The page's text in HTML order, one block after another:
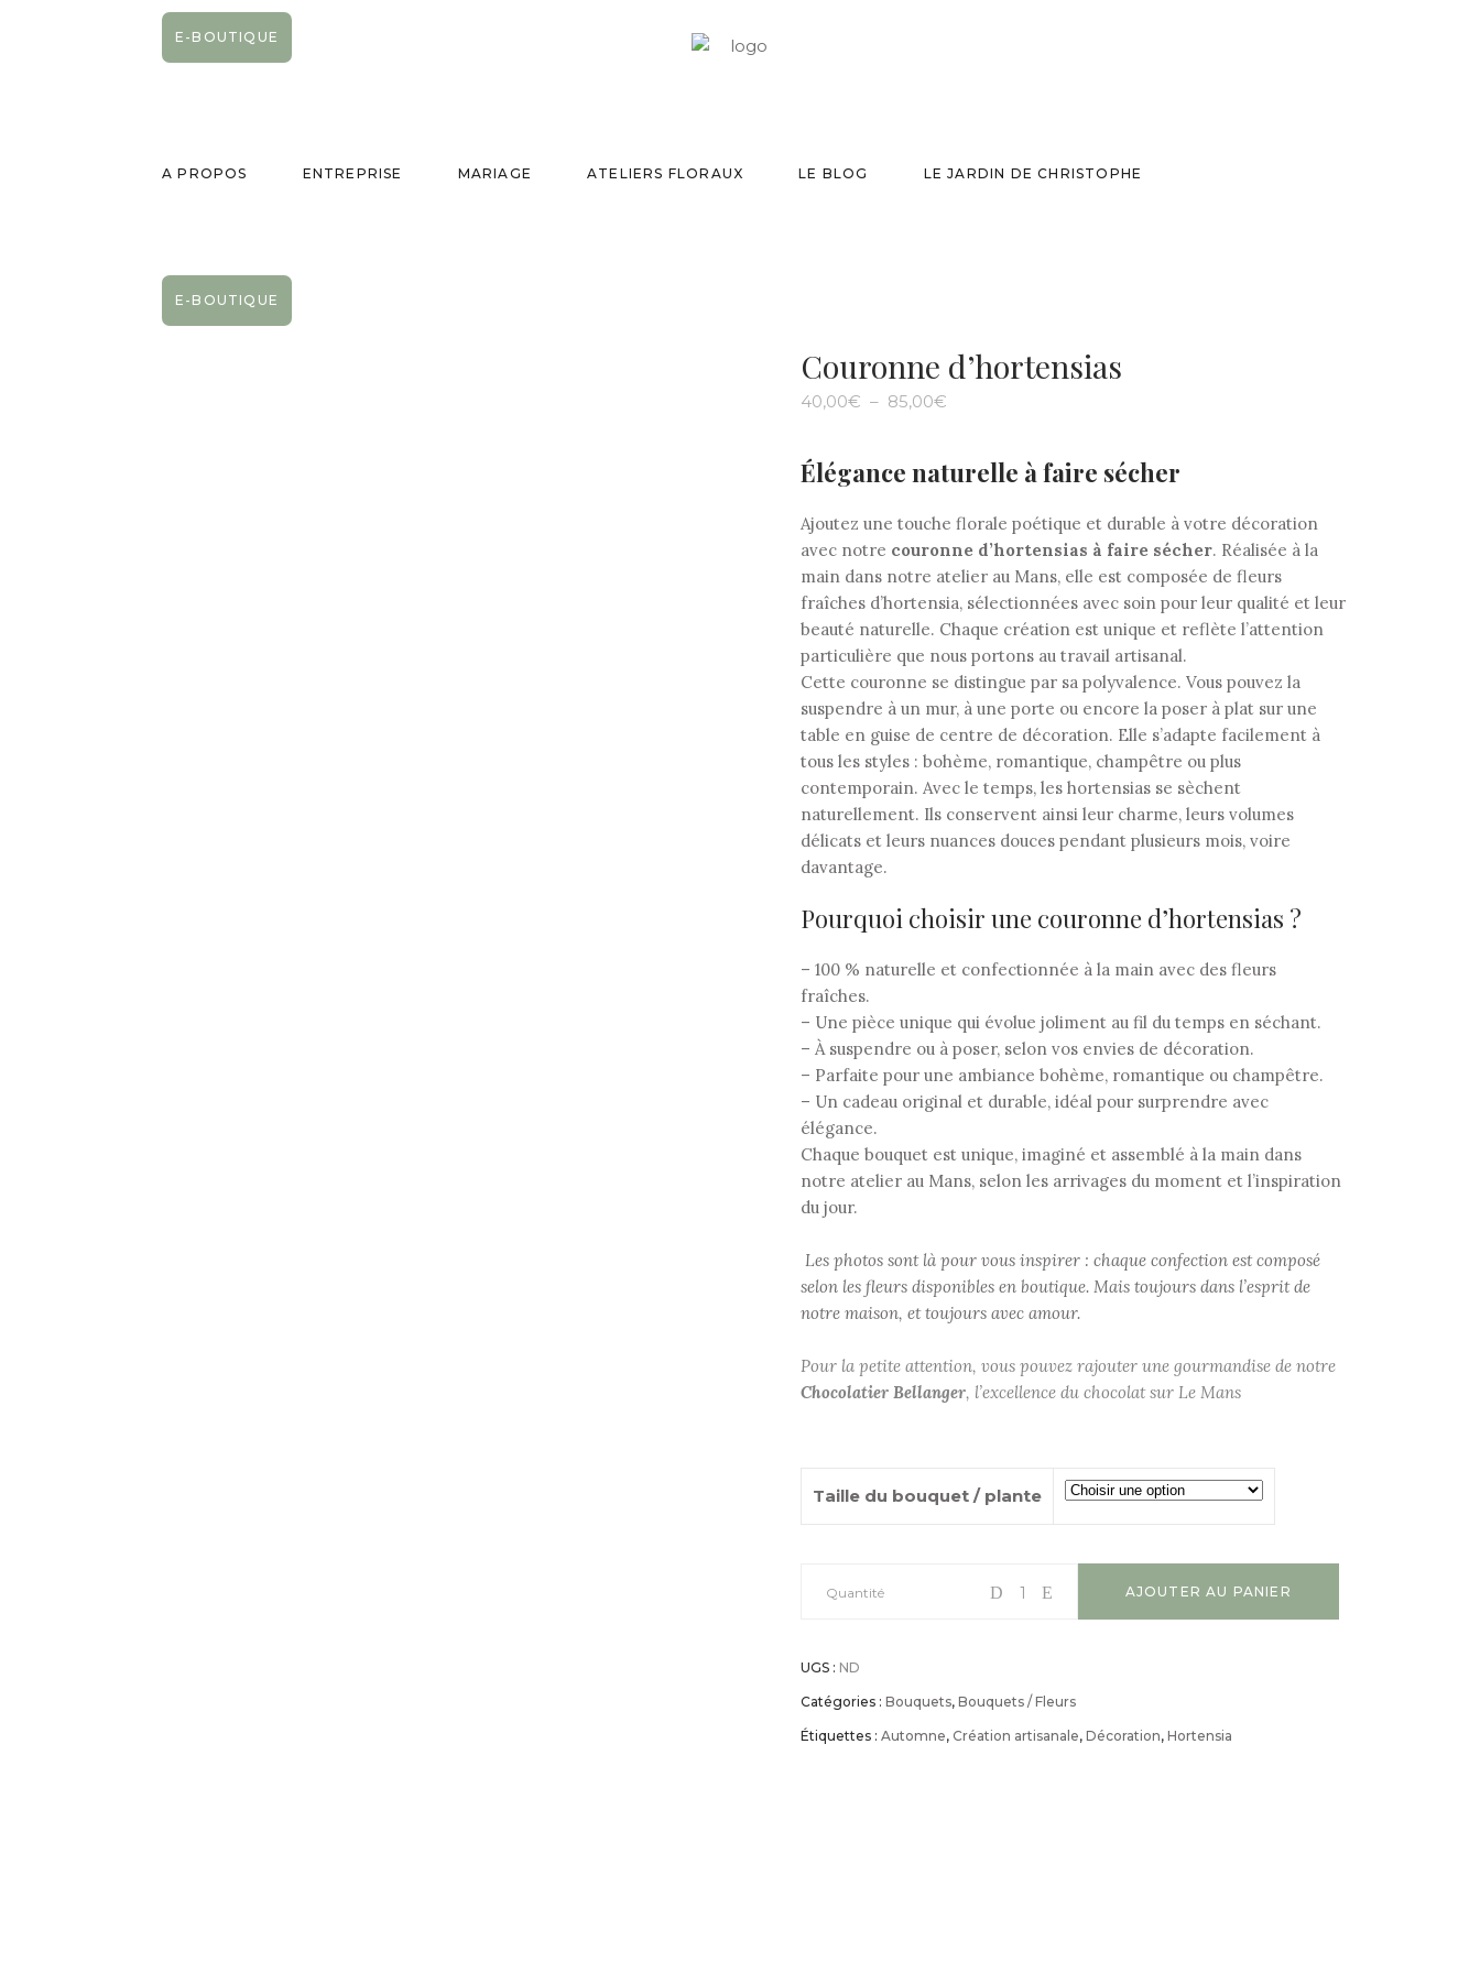
A PROPOS ENTREPRISE MARIAGE ATELIERS FLORAUX LE BLOG LE JARDIN DE CHRISTOPHE
E-BOUTIQUE
E-BOUTIQUE
Couronne d’hortensias
40,00€ – 85,00€
à
85,00€
Élégance naturelle à faire sécher
Ajoutez une touche florale poétique et durable à votre décoration
avec notre couronne d’hortensias à faire sécher. Réalisée à la
main dans notre atelier au Mans, elle est composée de fleurs
fraîches d’hortensia, sélectionnées avec soin pour leur qualité et leur
beauté naturelle. Chaque création est unique et reflète l’attention
particulière que nous portons au travail artisanal.
Cette couronne se distingue par sa polyvalence. Vous pouvez la
suspendre à un mur, à une porte ou encore la poser à plat sur une
table en guise de centre de décoration. Elle s’adapte facilement à
tous les styles : bohème, romantique, champêtre ou plus
contemporain. Avec le temps, les hortensias se sèchent
naturellement. Ils conservent ainsi leur charme, leurs volumes
délicats et leurs nuances douces pendant plusieurs mois, voire
davantage.
Pourquoi choisir une couronne d’hortensias ?
– 100 % naturelle et confectionnée à la main avec des fleurs
fraîches.
– Une pièce unique qui évolue joliment au fil du temps en séchant.
– À suspendre ou à poser, selon vos envies de décoration.
– Parfaite pour une ambiance bohème, romantique ou champêtre.
– Un cadeau original et durable, idéal pour surprendre avec
élégance.
Chaque bouquet est unique, imaginé et assemblé à la main dans
notre atelier au Mans, selon les arrivages du moment et l’inspiration
du jour.
Les photos sont là pour vous inspirer : chaque confection est composé
selon les fleurs disponibles en boutique. Mais toujours dans l’esprit de
notre maison, et toujours avec amour.
Pour la petite attention, vous pouvez rajouter une gourmandise de notre
Chocolatier Bellanger, l’excellence du chocolat sur Le Mans
Taille du bouquet / plante
Quantité AJOUTER AU PANIER
UGS : ND
Catégories : Bouquets, Bouquets / Fleurs
Étiquettes : Automne, Création artisanale, Décoration, Hortensia